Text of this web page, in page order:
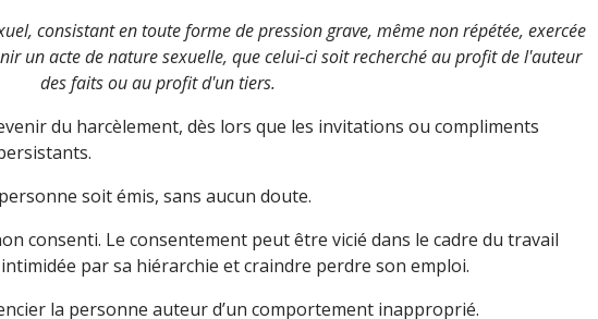
consistant en toute forme de pression grave, même non répétée, exercée
un acte de nature sexuelle, que celui-ci soit recherché au profit de l'auteur
des faits ou au profit d'un tiers.
du harcèlement, dès lors que les invitations ou compliments
soit émis, sans aucun doute.
consenti. Le consentement peut être vicié dans le cadre du travail
par sa hiérarchie et craindre perdre son emploi.
la personne auteur d’un comportement inapproprié.